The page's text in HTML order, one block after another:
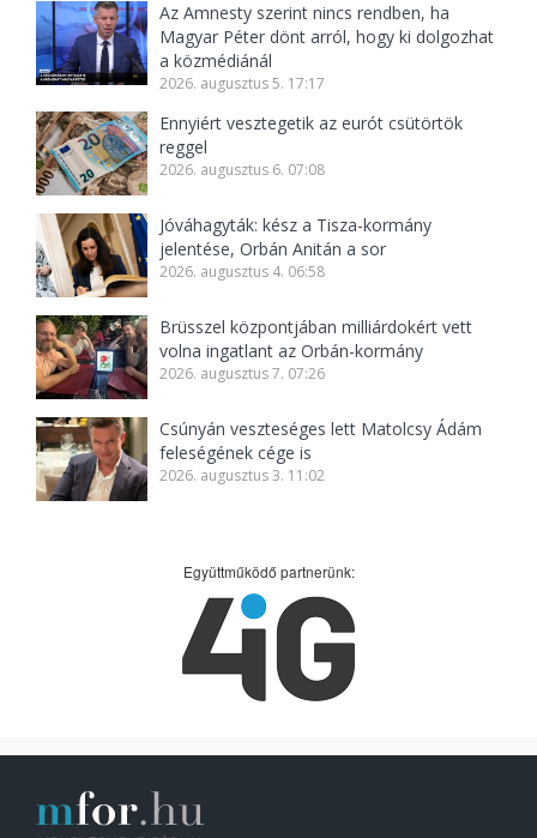
Az Amnesty szerint nincs rendben, ha
Magyar Péter dönt arról, hogy ki dolgozhat
a közmédiánál
2026. augusztus 5. 17:17
Ennyiért vesztegetik az eurót csütörtök
reggel
2026. augusztus 6. 07:08
Jóváhagyták: kész a Tisza-kormány
jelentése, Orbán Anitán a sor
2026. augusztus 4. 06:58
Brüsszel központjában milliárdokért vett
volna ingatlant az Orbán-kormány
2026. augusztus 7. 07:26
Csúnyán veszteséges lett Matolcsy Ádám
feleségének cége is
2026. augusztus 3. 11:02
Együttműködő partnerünk: